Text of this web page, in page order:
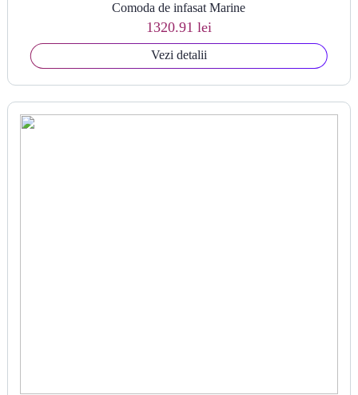
Comoda de infasat Marine
1320.91 lei
Vezi detalii